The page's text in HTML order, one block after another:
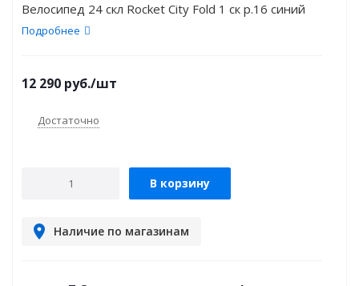
Велосипед 24 скл Rocket City Fold 1 ск р.16 синий
Подробнее
12 290 руб./шт
Достаточно
В корзину
Наличие по магазинам